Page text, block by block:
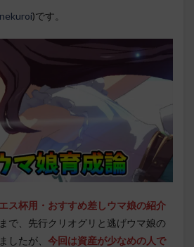
)です。
エス杯用・おすすめ差しウマ娘の紹介
で、先行クリオグリと逃げウマ娘の
したが、 今回は資産が少なめの人で